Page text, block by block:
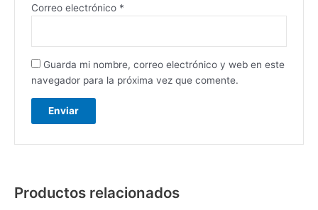
Correo electrónico *
Guarda mi nombre, correo electrónico y web en este
navegador para la próxima vez que comente.
Productos relacionados